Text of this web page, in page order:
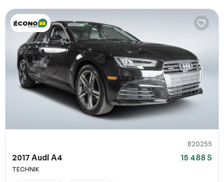
820255
2017 Audi A4 15 488 $
TECHNIK